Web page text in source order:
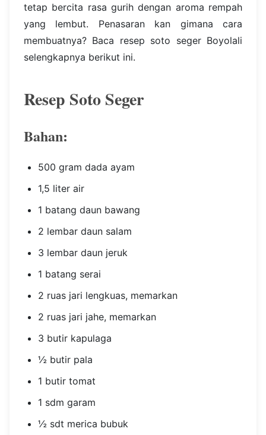
tetap bercita rasa gurih dengan aroma rempah
yang lembut. Penasaran kan gimana cara
membuatnya? Baca resep soto seger Boyolali
selengkapnya berikut ini.
Resep Soto Seger
Bahan:
500 gram dada ayam
1,5 liter air
1 batang daun bawang
2 lembar daun salam
3 lembar daun jeruk
1 batang serai
2 ruas jari lengkuas, memarkan
2 ruas jari jahe, memarkan
3 butir kapulaga
½ butir pala
1 butir tomat
1 sdm garam
½ sdt merica bubuk